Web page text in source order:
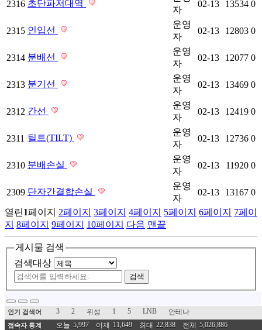
2316 초단파저대역
자
02-13 13534 0
2315 인입선
운영
자
02-13 12803 0
2314 분배선
운영
자
02-13 12077 0
2313 분기선
운영
자
02-13 13469 0
2312 간선
운영
자
02-13 12419 0
2311 틸트(TILT)
운영
자
02-13 12736 0
2310 분배손실
운영
자
02-13 11920 0
2309 단자간결합손실
운영
자
02-13 13167 0
열린1페이지 2페이지 3페이지 4페이지 5페이지 6페이지 7페이
지 8페이지 9페이지 10페이지 다음 맨끝
게시물 검색
검색대상
검색
인기 검색어 3 2 위성 1 5 LNB 안테나
접속자 통계 오늘 5,997 어제 11,649 최대 22,838 전체 5,026,886